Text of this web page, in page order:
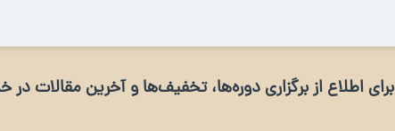
برای اطلاع از برگزاری دوره‌ها، تخفیف‌ها و آخرین مقالات